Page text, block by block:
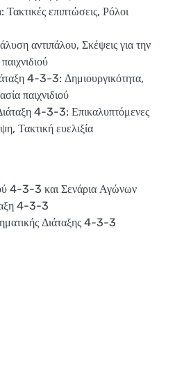
επιπτώσεις, Ρόλοι
αντιπάλου, Σκέψεις για την
4-3-3: Δημιουργικότητα,
παιχνιδιού
4-3-3: Επικαλυπτόμενες
Τακτική ευελιξία
4-3-3 και Σενάρια Αγώνων
4-3-3
Διάταξης 4-3-3